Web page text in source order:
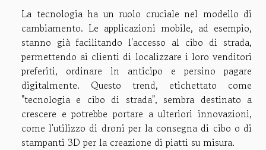
La tecnologia ha un ruolo cruciale nel modello di
cambiamento. Le applicazioni mobile, ad esempio,
stanno già facilitando l'accesso al cibo di strada,
permettendo ai clienti di localizzare i loro venditori
preferiti, ordinare in anticipo e persino pagare
digitalmente. Questo trend, etichettato come
"tecnologia e cibo di strada", sembra destinato a
crescere e potrebbe portare a ulteriori innovazioni,
come l'utilizzo di droni per la consegna di cibo o di
stampanti 3D per la creazione di piatti su misura.